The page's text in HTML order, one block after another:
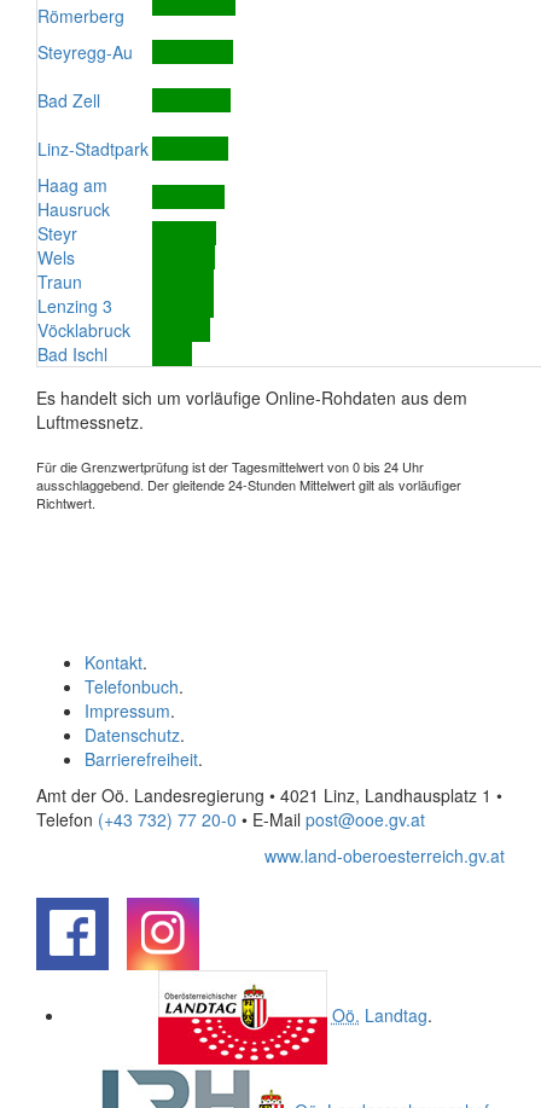
Römerberg
Steyregg-Au
Bad Zell
Linz-Stadtpark
Haag am
Hausruck
Steyr
Wels
Traun
Lenzing 3
Vöcklabruck
Bad Ischl
Es handelt sich um vorläufige Online-Rohdaten aus dem
Luftmessnetz.
Für die Grenzwertprüfung ist der Tagesmittelwert von 0 bis 24 Uhr
ausschlaggebend. Der gleitende 24-Stunden Mittelwert gilt als vorläufiger
Richtwert.
Kontakt.
Telefonbuch.
Impressum.
Datenschutz.
Barrierefreiheit.
Amt der Oö. Landesregierung • 4021 Linz, Landhausplatz 1 •
Telefon (+43 732) 77 20-0 • E-Mail post@ooe.gv.at
www.land-oberoesterreich.gv.at
Oö. Landtag.